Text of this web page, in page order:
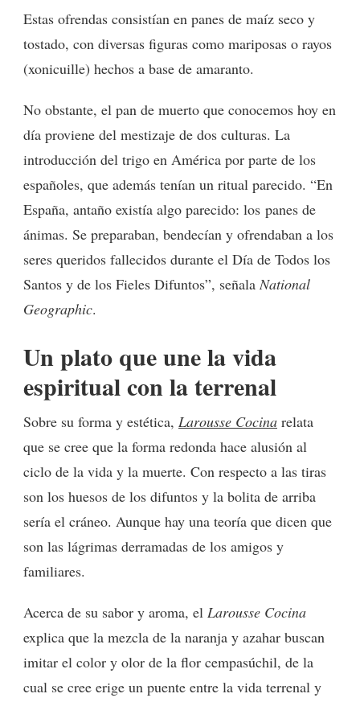
Estas ofrendas consistían en panes de maíz seco y
tostado, con diversas figuras como mariposas o rayos
(xonicuille) hechos a base de amaranto.
No obstante, el pan de muerto que conocemos hoy en
día proviene del mestizaje de dos culturas. La
introducción del trigo en América por parte de los
españoles, que además tenían un ritual parecido. “En
España, antaño existía algo parecido: los panes de
ánimas. Se preparaban, bendecían y ofrendaban a los
seres queridos fallecidos durante el Día de Todos los
Santos y de los Fieles Difuntos”, señalaNational
Geographic.
Un plato que une la vida
espiritual con la terrenal
Sobre su forma y estética, Larousse Cocina relata
que se cree que la forma redonda hace alusión al
ciclo de la vida y la muerte. Con respecto a las tiras
son los huesos de los difuntos y la bolita de arriba
sería el cráneo. Aunque hay una teoría que dicen que
son las lágrimas derramadas de los amigos y
familiares.
Acerca de su sabor y aroma, el Larousse Cocina
explica que la mezcla de la naranja y azahar buscan
imitar el color y olor de la flor cempasúchil, de la
cual se cree erige un puente entre la vida terrenal y